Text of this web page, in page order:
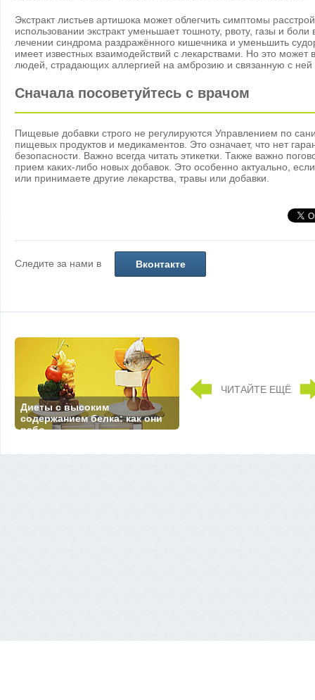
Экстракт листьев артишока может облегчить симптомы
использовании экстракт уменьшает тошноту, рвоту, газы и
лечении синдрома раздражённого кишечника и уменьшить
имеет известных взаимодействий с лекарствами. Но это может
людей, страдающих аллергией на амброзию и связанную с ней
Сначала посоветуйтесь с врачом
Пищевые добавки строго не регулируются Управлением по
пищевых продуктов и медикаментов. Это означает, что нет
безопасности. Важно всегда читать этикетки. Также важно
прием каких-либо новых добавок. Это особенно актуально,
или принимаете другие лекарства, травы или добавки.
Следите за нами в Вконтакте
Диеты с высоким
содержанием белка: как они
рабо...
ЧИТАЙТЕ ЕЩЁ